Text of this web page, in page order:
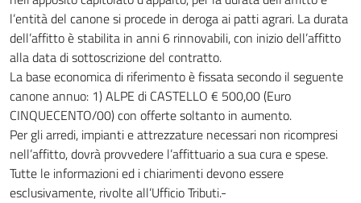
l’entità del canone si procede in deroga ai patti agrari. La durata
dell’affitto è stabilita in anni 6 rinnovabili, con inizio dell’affitto
alla data di sottoscrizione del contratto.
La base economica di riferimento è fissata secondo il seguente
canone annuo: 1) ALPE di CASTELLO € 500,00 (Euro
CINQUECENTO/00) con offerte soltanto in aumento.
Per gli arredi, impianti e attrezzature necessari non ricompresi
nell’affitto, dovrà provvedere l’affittuario a sua cura e spese.
Tutte le informazioni ed i chiarimenti devono essere
esclusivamente, rivolte all’Ufficio Tributi.-